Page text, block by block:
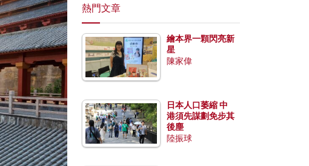
熱門文章
繪本界一顆閃亮新
星
陳家偉
日本人口萎縮 中
港須先謀劃免步其
後塵
陸振球